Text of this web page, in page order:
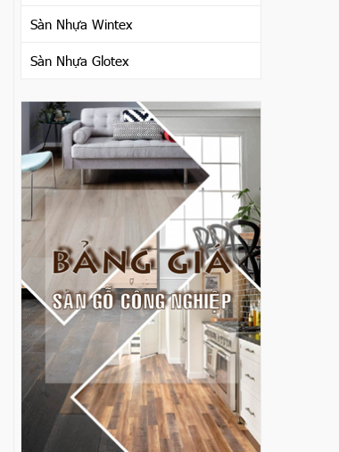
Sàn Nhựa Wintex
Sàn Nhựa Glotex